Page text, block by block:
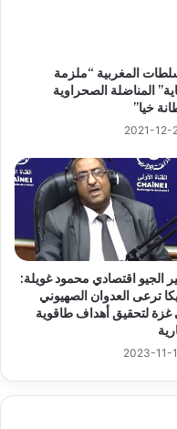
المغربية “ملزمة
المناضلة الصحراوية
خيا”
2021-12-
الجيو اقتصادي محمود غويلة:
ترعى العدوان الصهيوني
لتحقيق أهداف طاقوية
2023-11-